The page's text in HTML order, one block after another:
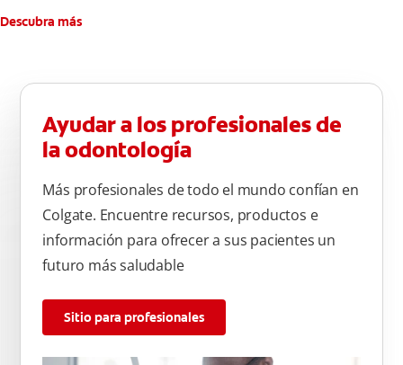
Descubra más
Ayudar a los profesionales de
la odontología
Más profesionales de todo el mundo confían en
Colgate. Encuentre recursos, productos e
información para ofrecer a sus pacientes un
futuro más saludable
Sitio para profesionales